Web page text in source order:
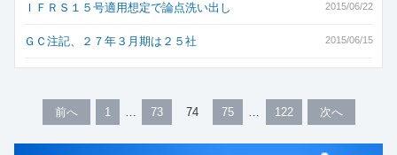
2015/06/22
ＩＦＲＳ１５号適用想定で論点洗い出し
2015/06/15
ＧＣ注記、２７年３月期は２５社
前へ 1 73 74 75 122 次へ